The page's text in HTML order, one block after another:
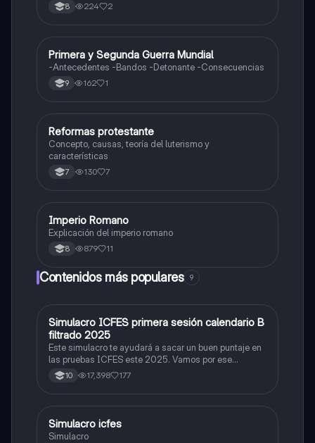
8 224 2
Sociales/Historia
Primera y Segunda Guerra Mundial
-Antecedentes -Bandos -Detonante -Consecuencias
9 162 1
Sociales/Historia
Reformas protestante
Concepto, causas, teoría del luterismo y
características
7 130 7
Sociales/Historia
Imperio Romano
Explicación del imperio romano
8 879 11
Contenidos más populares 9
ICFES: Matemáticas
Simulacro ICFES primera sesión calendario B
filtrado 2025
Este simulacro te ayudará a sacar un buen puntaje en
las pruebas ICFES este 2025. Vamos por ese
500/500. Y poder ser admitido en la universidad que
quieras, estudiar la carrera que quieres y no la que te
10 17,398 177
ICFES: Lectura Crítica
Simulacro icfes
Simulacro